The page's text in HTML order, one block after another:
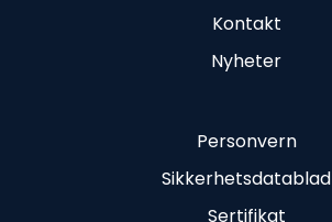
Kontakt
Nyheter
Personvern
Sikkerhetsdatablad
Sertifikat